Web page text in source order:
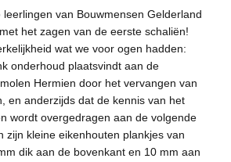
van Bouwmensen Gelderland
het zagen van de eerste schaliën!
wat we voor ogen hadden:
onderhoud plaatsvindt aan de
Hermien door het vervangen van
en anderzijds dat de kennis van het
wordt overgedragen aan de volgende
zijn kleine eikenhouten plankjes van
dik aan de bovenkant en 10 mm aan